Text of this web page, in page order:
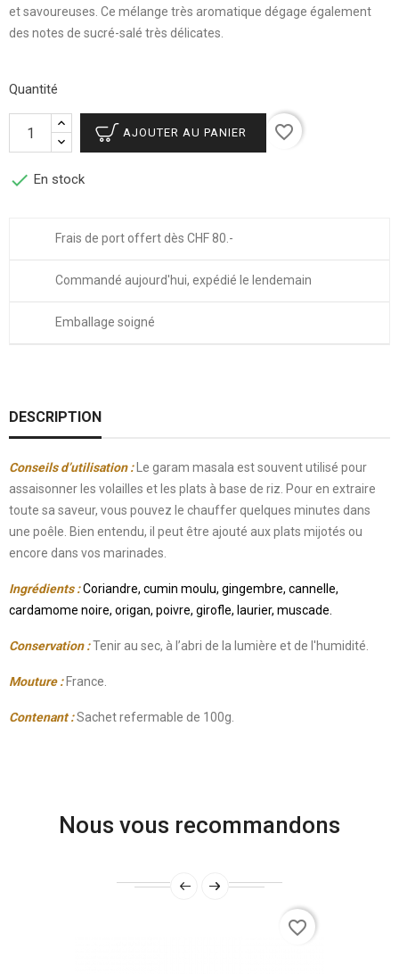
et savoureuses. Ce mélange très aromatique dégage également
des notes de sucré-salé très délicates.
Quantité
AJOUTER AU PANIER favorite_border
 En stock
Frais de port offert dès CHF 80.-
Commandé aujourd'hui, expédié le lendemain
Emballage soigné
DESCRIPTION
Conseils d’utilisation :Le garam masala est souvent utilisé pour
assaisonner les volailles et les plats à base de riz. Pour en extraire
toute sa saveur, vous pouvez le chauffer quelques minutes dans
une poêle. Bien entendu, il peut être ajouté aux plats mijotés ou
encore dans vos marinades.
Ingrédients :Coriandre, cumin moulu, gingembre, cannelle,
cardamome noire, origan, poivre, girofle, laurier, muscade.
Conservation :Tenir au sec, à l’abri de la lumière et de l'humidité.
Mouture :France.
Contenant :Sachet refermable de 100g.
Nous vous recommandons
favorite_border